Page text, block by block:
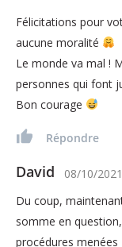
Félicitations pour
aucune moralité
Le monde va mal !
personnes qui font
Bon courage
Répondre
David 08/10/2021
Du coup,
somme en
procédures